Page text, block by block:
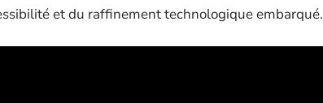
et du raffinement technologique embarqué.